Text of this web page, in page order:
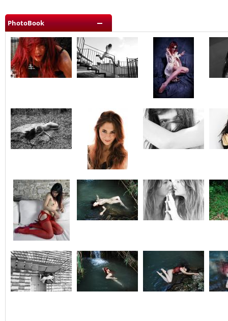
PhotoBook